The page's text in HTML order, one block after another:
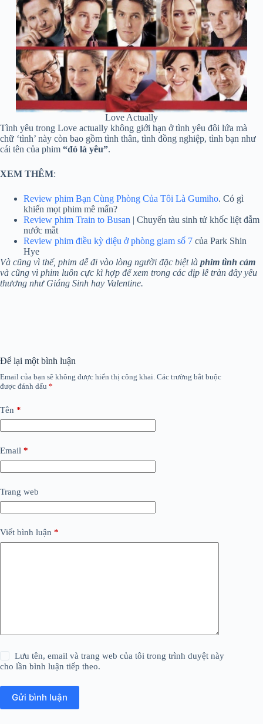
Love Actually
Tình yêu trong Love actually không giới hạn ở tình yêu đôi lứa mà
chữ ‘tình’ này còn bao gồm tình thân, tình đồng nghiệp, tình bạn như
cái tên của phim “đó là yêu”.
XEM THÊM:
Review phim Bạn Cùng Phòng Của Tôi Là Gumiho. Có gì
khiến mọt phim mê mẩn?
Review phim Train to Busan | Chuyến tàu sinh tử khốc liệt đẫm
nước mắt
Review phim điều kỳ diệu ở phòng giam số 7 của Park Shin
Hye
Và cũng vì thế, phim dễ đi vào lòng người đặc biệt là phim tình cảm
và cũng vì phim luôn cực kì hợp để xem trong các dịp lễ tràn đây yêu
thương như Giáng Sinh hay Valentine.
Để lại một bình luận
Email của bạn sẽ không được hiển thị công khai. Các trường bắt buộc
được đánh dấu *
Tên *
Email *
Trang web
Viết bình luận *
Lưu tên, email và trang web của tôi trong trình duyệt này
cho lần bình luận tiếp theo.
Gửi bình luận